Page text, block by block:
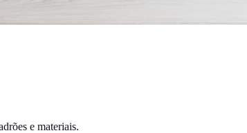
e materiais.